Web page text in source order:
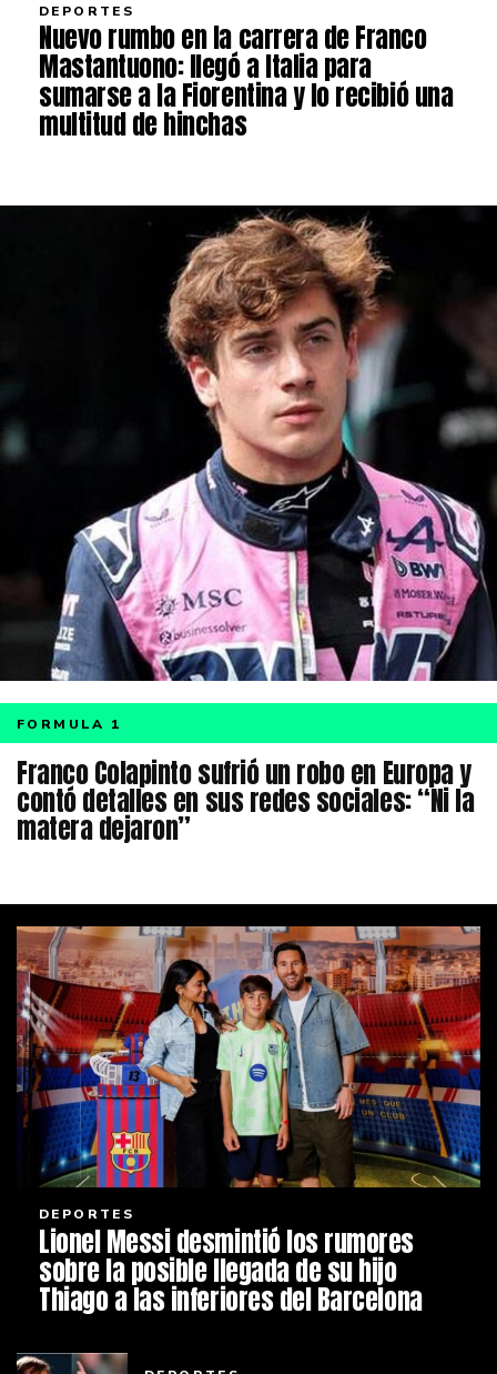
DEPORTES
Nuevo rumbo en la carrera de Franco
Mastantuono: llegó a Italia para
sumarse a la Fiorentina y lo recibió una
multitud de hinchas
FORMULA 1
Franco Colapinto sufrió un robo en Europa y
contó detalles en sus redes sociales: “Ni la
matera dejaron”
DEPORTES
Lionel Messi desmintió los rumores
sobre la posible llegada de su hijo
Thiago a las inferiores del Barcelona